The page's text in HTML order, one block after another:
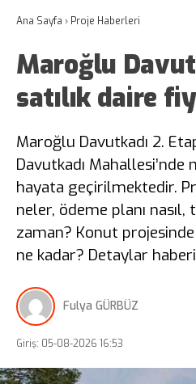
Ana Sayfa › Proje Haberleri
Maroğlu
satılık daire
Maroğlu Davutkadı 2.
Davutkadı
hayata geçirilmektedir.
neler, ödeme planı
zaman? Konut projesinde
ne kadar? Detaylar
Fulya GÜRBÜZ
Giriş: 05-08-2026 16:53